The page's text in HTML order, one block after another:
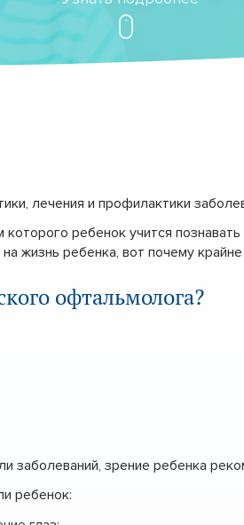
лечения и профилактики
ребенок учится
жизнь ребенка, вот почему
офтальмолога?
заболеваний, зрение ребенка
ребенок: